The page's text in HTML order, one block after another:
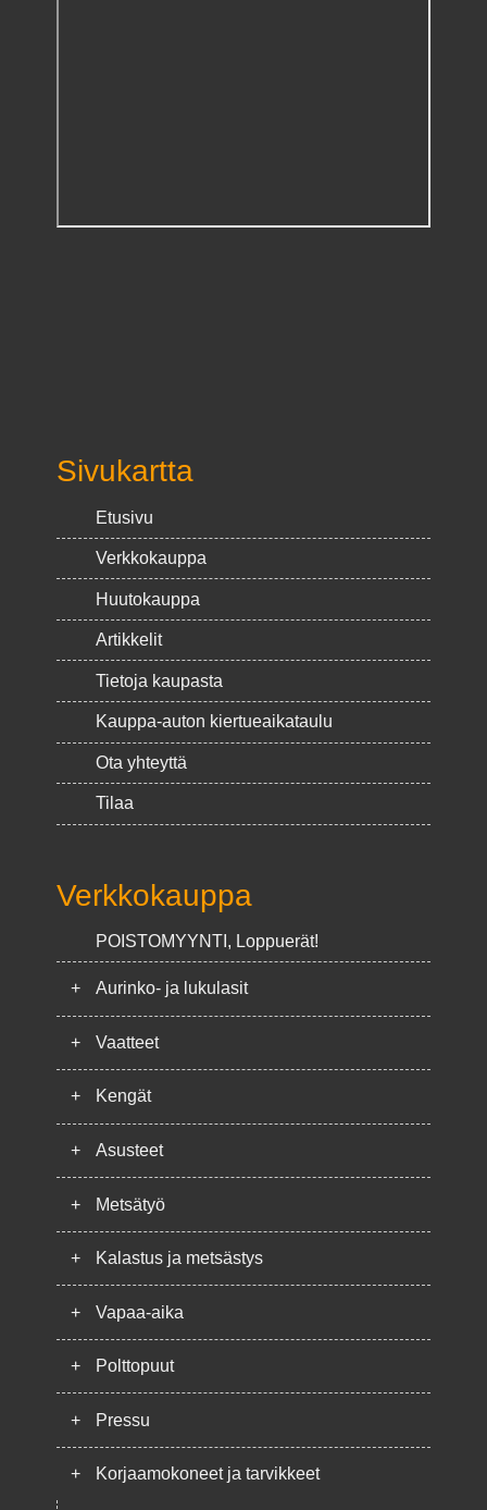
Sivukartta
Etusivu
Verkkokauppa
Huutokauppa
Artikkelit
Tietoja kaupasta
Kauppa-auton kiertueaikataulu
Ota yhteyttä
Tilaa
Verkkokauppa
POISTOMYYNTI, Loppuerät!
+ Aurinko- ja lukulasit
+ Vaatteet
+ Kengät
+ Asusteet
+ Metsätyö
+ Kalastus ja metsästys
+ Vapaa-aika
+ Polttopuut
+ Pressu
+ Korjaamokoneet ja tarvikkeet